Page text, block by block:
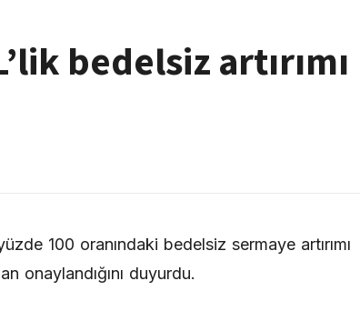
bedelsiz artırımı
100 oranındaki bedelsiz sermaye artırımı
onaylandığını duyurdu.